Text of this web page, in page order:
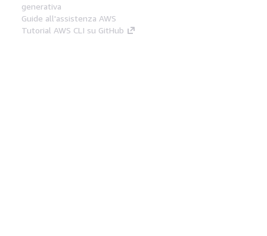
generativa
Guide all'assistenza AWS
Tutorial AWS CLI su GitHub